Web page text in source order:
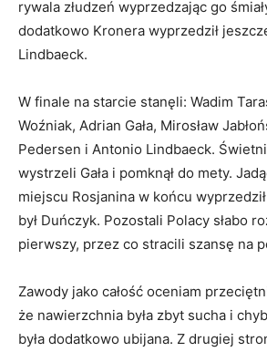
rywala złudzeń wyprzedzając go
dodatkowo Kronera wyprzedził
Lindbaeck.
W finale na starcie stanęli: Wadim
Woźniak, Adrian Gała, Mirosław
Pedersen i Antonio Lindbaeck.
wystrzeli Gała i pomknął do mety.
miejscu Rosjanina w końcu
był Duńczyk. Pozostali Polacy słabo
pierwszy, przez co stracili szansę na
Zawody jako całość oceniam
że nawierzchnia była zbyt sucha i
była dodatkowo ubijana. Z drugiej